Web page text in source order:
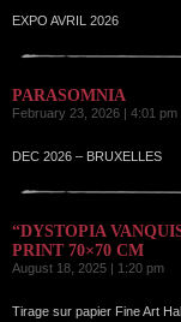
EXPO AVRIL 2026
PARASOMNIA
February 23, 2026 | 4:01 pm
DEC 2026 – BRUXELLES
“DYSTOPIA
PRINT 70×70 CM
August 18, 2025 | 1:20 pm
Tirage sur papier Fine Art